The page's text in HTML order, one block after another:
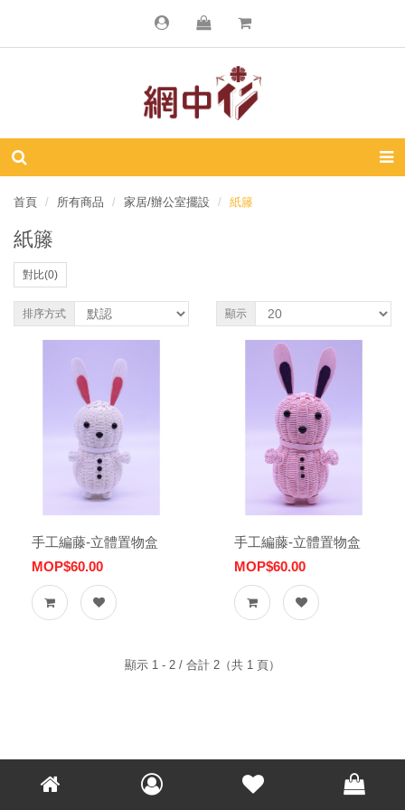
首頁 所有商品 家居/辦公室擺設 紙籐
紙籐
對比(0)
排序方式 顯示
手工編藤-立體置物盒
MOP$60.00
手工編藤-立體置物盒
MOP$60.00
顯示 1 - 2 / 合計 2（共 1 頁）